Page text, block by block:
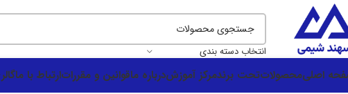
انتخاب دسته بندی
اصلیمحصولاتتحت برندمرکز آموزشدرباره ماقوانین و مقرراتارتباط با ما